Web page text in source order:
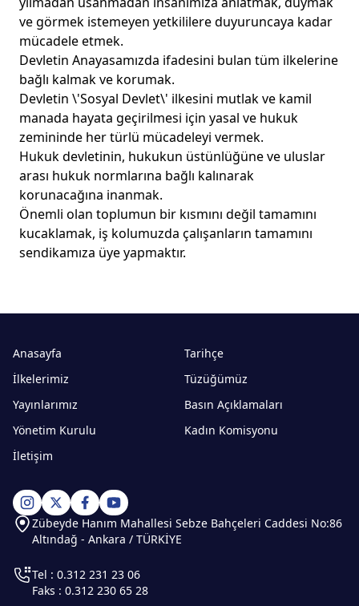
ve görmek istemeyen yetkililere duyuruncaya kadar
mücadele etmek.
Devletin Anayasamızda ifadesini bulan tüm ilkelerine
bağlı kalmak ve korumak.
Devletin \'Sosyal Devlet\' ilkesini mutlak ve kamil
manada hayata geçirilmesi için yasal ve hukuk
zemininde her türlü mücadeleyi vermek.
Hukuk devletinin, hukukun üstünlüğüne ve uluslar
arası hukuk normlarına bağlı kalınarak
korunacağına inanmak.
Önemli olan toplumun bir kısmını değil tamamını
kucaklamak, iş kolumuzda çalışanların tamamını
sendikamıza üye yapmaktır.
Anasayfa
Tarihçe
İlkelerimiz
Tüzüğümüz
Yayınlarımız
Basın Açıklamaları
Yönetim Kurulu
Kadın Komisyonu
İletişim
Zübeyde Hanım Mahallesi Sebze Bahçeleri Caddesi No:86
Altındağ - Ankara / TÜRKİYE
Tel : 0.312 231 23 06
Faks : 0.312 230 65 28